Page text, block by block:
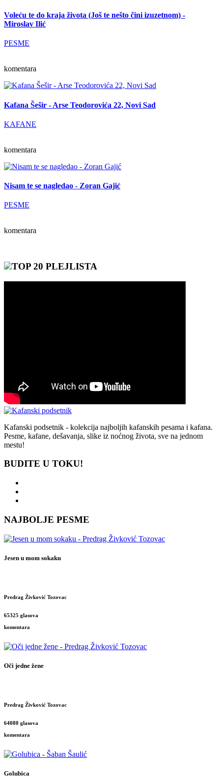
Voleću te do kraja života (Još te nešto čini izuzetnom) -
Miroslav Ilić
PESME
komentara
Kafana Šešir - Arse Teodorovića 22, Novi Sad
KAFANE
komentara
Nisam te se nagledao - Zoran Gajić
PESME
komentara
TOP 20 PLEJLISTA
Kafanski podsetnik - kolekcija najboljih kafanskih pesama i kafana.
Pesme, kafane, dešavanja, slike iz noćnog života, sve na jednom
mestu!
BUDITE U TOKU!
NAJBOLJE PESME
Jesen u mom sokaku
Predrag Živković Tozovac
65325 glasova
komentara
Oči jedne žene
Predrag Živković Tozovac
64080 glasova
komentara
Golubica